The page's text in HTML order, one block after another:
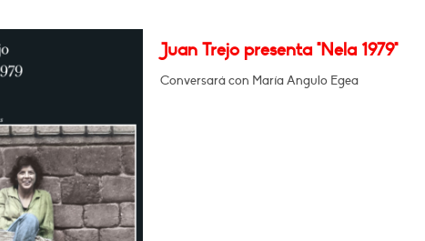
Juan Trejo presenta "Nela 1979"
Conversará con María Angulo Egea